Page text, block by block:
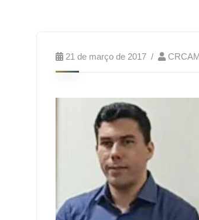
21 de março de 2017